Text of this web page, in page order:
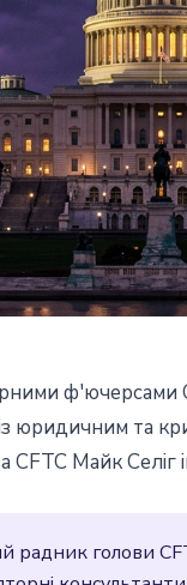
для
юридичним та
CFTC Майк
радник голови